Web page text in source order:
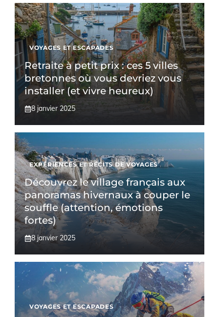
VOYAGES ET ESCAPADES
Retraite à petit prix : ces 5 villes
bretonnes où vous devriez vous
installer (et vivre heureux)
8 janvier 2025
EXPÉRIENCES ET RÉCITS DE VOYAGES
Découvrez le village français aux
panoramas hivernaux à couper le
souffle (attention, émotions
fortes)
8 janvier 2025
VOYAGES ET ESCAPADES